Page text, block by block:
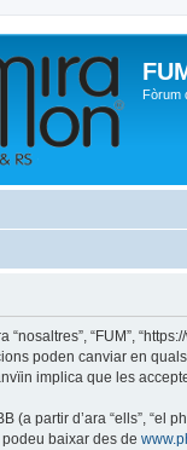
Fòrum
“nosaltres”, “FUM”,
poden canviar en
implica que les
(a partir d’ara “ells”, “el
podeu baixar des de